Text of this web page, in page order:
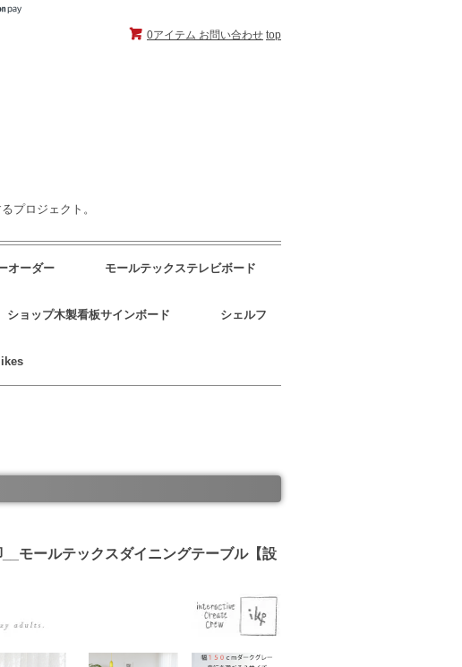
0アイテム お問い合わせ top
プロジェクト。
オーダー モールテックステレビボード
ショップ木製看板サインボード シェルフ
モールテックスダイニングテーブル【設